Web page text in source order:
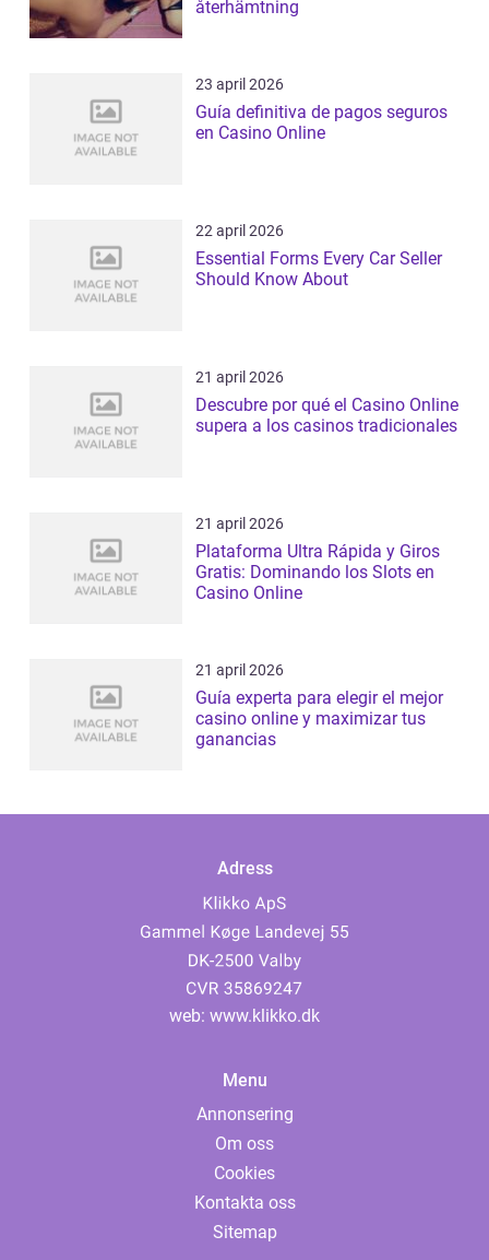
återhämtning
23 april 2026
Guía definitiva de pagos seguros
en Casino Online
22 april 2026
Essential Forms Every Car Seller
Should Know About
21 april 2026
Descubre por qué el Casino Online
supera a los casinos tradicionales
21 april 2026
Plataforma Ultra Rápida y Giros
Gratis: Dominando los Slots en
Casino Online
21 april 2026
Guía experta para elegir el mejor
casino online y maximizar tus
ganancias
Adress
web: www.klikko.dk
Menu
Annonsering
Om oss
Cookies
Kontakta oss
Sitemap